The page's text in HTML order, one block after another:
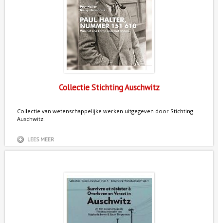
Collectie Stichting Auschwitz
Collectie van wetenschappelijke werken uitgegeven door Stichting
Auschwitz.
LEES MEER